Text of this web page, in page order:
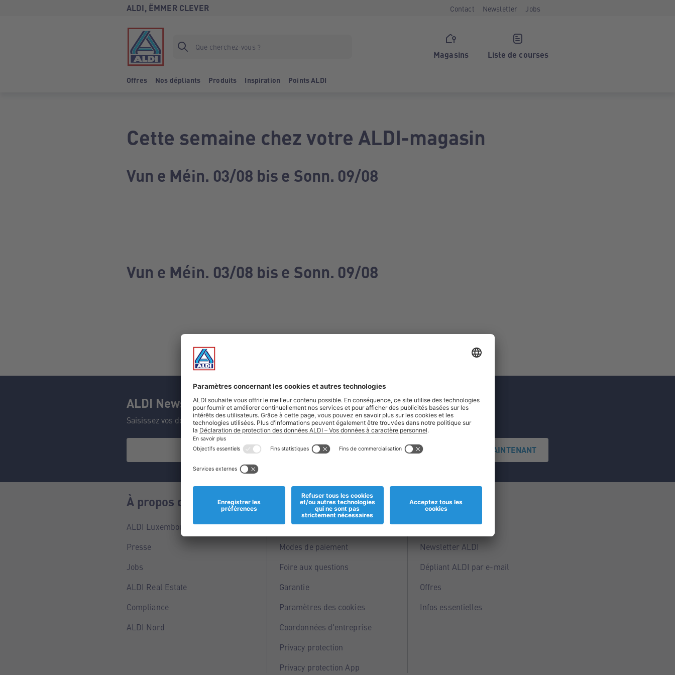
ALDI, ËMMER CLEVER Contact Newsletter Jobs
Magasins Liste de courses
Offres Nos dépliants Produits Inspiration Points ALDI
Cette semaine chez votre ALDI-magasin
Vun e Méin. 03/08 bis e Sonn. 09/08
Vun e Méin. 03/08 bis e Sonn. 09/08
ALDI Newsletter
Saisissez vos données et ne manquez aucune de nos offres.
S'INSCRIRE MAINTENANT
À propos de nous
ALDI Luxembourg
Presse
Jobs
ALDI Real Estate
Compliance
ALDI Nord
Informations
Magasins
Modes de paiement
Foire aux questions
Garantie
Paramètres des cookies
Coordonnées d'entreprise
Privacy protection
Privacy protection App
Service
Points ALDI
Newsletter ALDI
Dépliant ALDI par e-mail
Offres
Infos essentielles